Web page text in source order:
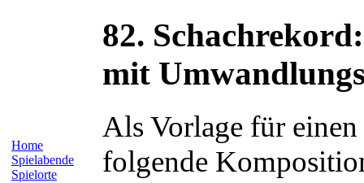
Home
Spielabende
Spielorte
82.
mit
Als Vorlage für
folgende